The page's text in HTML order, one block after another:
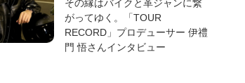
その縁はバイクと革ジャンに繋
がってゆく。「TOUR
RECORD」プロデューサー 伊禮
門 悟さんインタビュー